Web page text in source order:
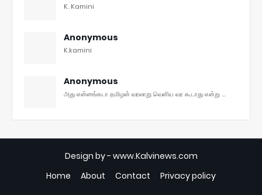
K. Kamini
Anonymous
K.kamini
Anonymous
அது என்னங்கடா தமிழன் வரலாறு வெளிய வர கூடாது என்று ...
Design by - www.Kalvinews.com
Home
About Contact Privacy policy